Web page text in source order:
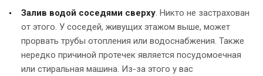
Залив водой соседями сверху. Никто не застрахован
от этого. У соседей, живущих этажом выше, может
прорвать трубы отопления или водоснабжения. Также
нередко причиной протечек является посудомоечная
или стиральная машина. Из-за этого у вас